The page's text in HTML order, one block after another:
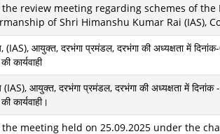
review meeting regarding schemes of
of Shri Himanshu Kumar Rai (IAS),
(IAS), आयुक्त, दरभंगा प्रमंडल, दरभंगा की अध्यक्षता में
कार्यवाही
(IAS), आयुक्त, दरभंगा प्रमंडल, दरभंगा की अध्यक्षता में
कार्यवाही।
meeting held on 25.09.2025 under the